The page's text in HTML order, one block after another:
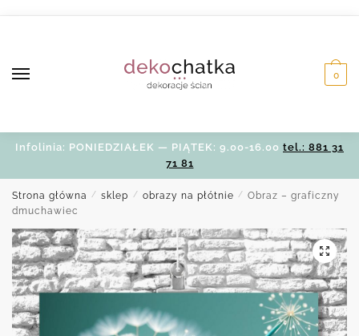
0
Infolinia: PONIEDZIAŁEK — PIĄTEK: 9.00-16.00 tel.: 881 31
71 81
Strona główna / sklep / obrazy na płótnie / Obraz – graficzny
dmuchawiec